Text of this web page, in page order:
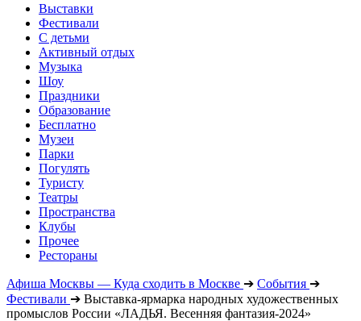
Выставки
Фестивали
С детьми
Активный отдых
Музыка
Шоу
Праздники
Образование
Бесплатно
Музеи
Парки
Погулять
Туристу
Театры
Пространства
Клубы
Прочее
Рестораны
Афиша Москвы — Куда сходить в Москве ➔ События ➔
Фестивали ➔ Выставка-ярмарка народных художественных
промыслов России «ЛАДЬЯ. Весенняя фантазия-2024»